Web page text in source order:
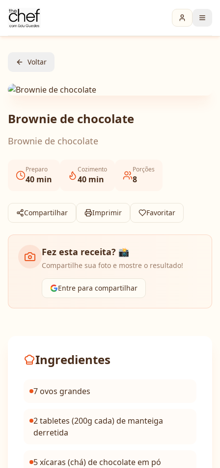
Voltar
Brownie de chocolate
Brownie de chocolate
Preparo
40 min
Cozimento
40 min
Porções
8
Compartilhar Imprimir Favoritar
Fez esta receita? 📸
Compartilhe sua foto e mostre o resultado!
Entre para compartilhar
Ingredientes
7 ovos grandes
2 tabletes (200g cada) de manteiga
derretida
5 xícaras (chá) de chocolate em pó